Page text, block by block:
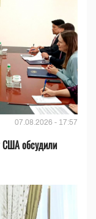
07.08.2026 - 17:57
США обсудили